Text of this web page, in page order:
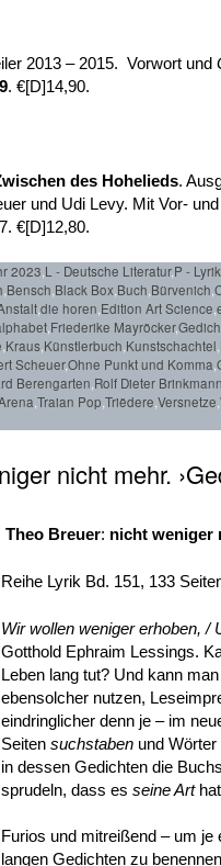
2013 – 2015. Vorwort und
. €[D]14,90.
des Hohelieds.
und Udi Levy. Mit Vor-
€[D]12,80.
2023,L - Deutsche Literatur,P - Lyrik
,Bensch,Black Box,Buch,Bürvenich,
,die horen,Edition Art Science,
,Friederike Mayröcker,
,Kraus,Künstlerbuch,Kunstschachtel,
Scheuer,Ohne Punkt und Komma,
Berengarten,Rolf Dieter Brinkmann
,Traian Pop,Triëdere,Versnetze,
nicht mehr.
Theo Breuer: nicht weniger
Reihe Lyrik Bd. 151, 133
Wir wollen weniger erhoben, /
Gotthold Ephraim Lessings.
Leben lang tut? Und kann
ebensolcher nutzen,
eindringlicher denn je – im
Seiten suchstaben und
in dessen Gedichten die
sprudeln, dass es seine Art
Furios und mitreißend – um
langen Gedichten zu